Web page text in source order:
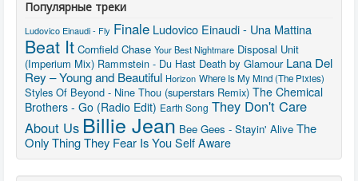
Популярные треки
Ludovico Einaudi - Fly Finale Ludovico Einaudi - Una Mattina
Beat It Cornfield Chase Your Best Nightmare Disposal Unit
(Imperium Mix) Rammstein - Du Hast Death by Glamour Lana Del
Rey – Young and Beautiful Horizon Where Is My Mind (The Pixies)
Styles Of Beyond - Nine Thou (superstars Remix) The Chemical
Brothers - Go (Radio Edit) Earth Song They Don't Care
About Us Billie Jean Bee Gees - Stayin' Alive The
Only Thing They Fear Is You Self Aware